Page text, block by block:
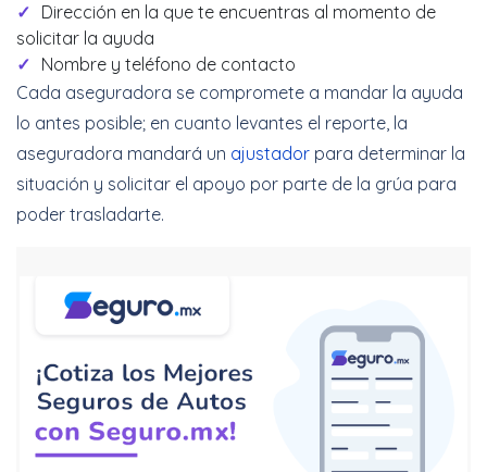
Dirección en la que te encuentras al momento de
solicitar la ayuda
Nombre y teléfono de contacto
Cada aseguradora se compromete a mandar la ayuda
lo antes posible; en cuanto levantes el reporte, la
aseguradora mandará un ajustador para determinar la
situación y solicitar el apoyo por parte de la grúa para
poder trasladarte.